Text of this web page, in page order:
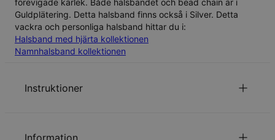
förevigade kärlek. Både halsbandet och bead chain är i
Guldplätering. Detta halsband finns också i Silver. Detta
vackra och personliga halsband hittar du i:
Halsband med hjärta kollektionen
Namnhalsband kollektionen
Instruktioner